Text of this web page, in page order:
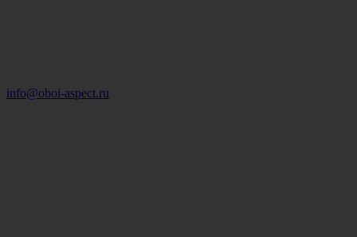
info@oboi-aspect.ru